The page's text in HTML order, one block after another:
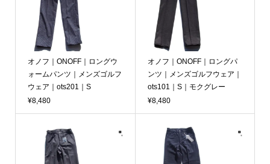
オノフ｜ONOFF｜ロングウ
ォームパンツ｜メンズゴルフ
ウェア｜ots201｜S
¥8,480
オノフ｜ONOFF｜ロングパ
ンツ｜メンズゴルフウェア｜
ots101｜S｜モクグレー
¥8,480